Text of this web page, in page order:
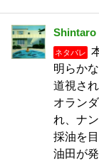
Shintaro
ネタバレ
明らか
道視さ
オラン
れ、ナ
採油を
油田が